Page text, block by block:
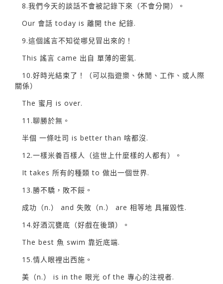
8.我們今天的談話不會被記錄下來（不會分開）。
Our 會話 today is 離開 the 紀錄.
9.這個謠言不知從哪兒冒出來的！
This 謠言 came 出自 單薄的密氣.
10.好時光結束了！（可以指遊樂、休閒、工作、或人際
關係）
The 蜜月 is over.
11.聊勝於無。
半個 一條吐司 is better than 啥都沒.
12.一樣米養百樣人（這世上什麼樣的人都有）。
It takes 所有的種類 to 做出一個世界.
13.勝不驕，敗不餒。
成功（n.） and 失敗（n.） are 相等地 具摧毀性.
14.好酒沉甕底（好戲在後頭）。
The best 魚 swim 靠近底端.
15.情人眼裡出西施。
美（n.） is in the 眼光 of the 專心的注視者.